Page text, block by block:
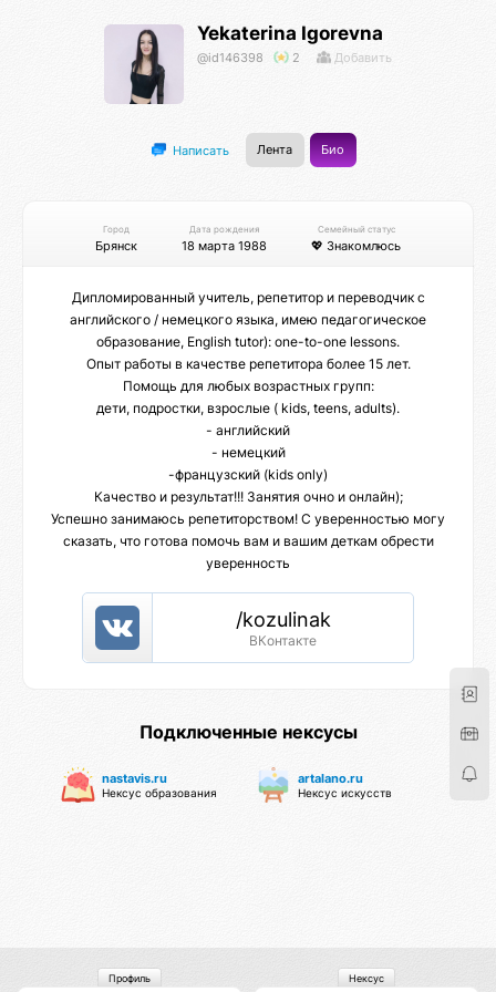
Yekaterina Igorevna
@id146398 2 Добавить
Написать Лента Био
Город
Брянск
Дата рождения
18 марта 1988
Семейный статус
💖 Знакомлюсь
Дипломированный учитель, репетитор и переводчик с
английского / немецкого языка, имею педагогическое
образование, English tutor): one-to-one lessons.
Опыт работы в качестве репетитора более 15 лет.
Помощь для любых возрастных групп:
дети, подростки, взрослые ( kids, teens, adults).
- английский
- немецкий
-французский (kids only)
Качество и результат!!! Занятия очно и онлайн);
Успешно занимаюсь репетиторством! С уверенностью могу
сказать, что готова помочь вам и вашим деткам обрести
уверенность
/kozulinak
ВКонтакте
Подключенные нексусы
nastavis.ru
Нексус образования
artalano.ru
Нексус искусств
Профиль Нексус